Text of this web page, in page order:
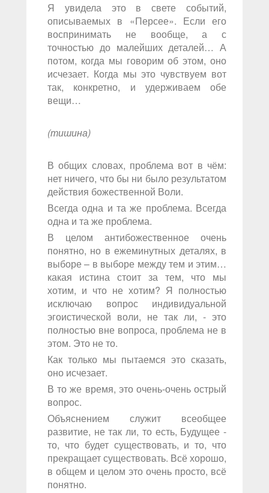
Я увидела это в свете событий,
описываемых в «Персее». Если его
воспринимать не вообще, а с
точностью до малейших деталей… А
потом, когда мы говорим об этом, оно
исчезает. Когда мы это чувствуем вот
так, конкретно, и удерживаем обе
вещи…
(тишина)
В общих словах, проблема вот в чём:
нет ничего, что бы ни было результатом
действия божественной Воли.
Всегда одна и та же проблема. Всегда
одна и та же проблема.
В целом антибожественное очень
понятно, но в ежеминутных деталях, в
выборе – в выборе между тем и этим…
какая истина стоит за тем, что мы
хотим, и что не хотим? Я полностью
исключаю вопрос индивидуальной
эгоистической воли, не так ли, - это
полностью вне вопроса, проблема не в
этом. Это не то.
Как только мы пытаемся это сказать,
оно исчезает.
В то же время, это очень-очень острый
вопрос.
Объяснением служит всеобщее
развитие, не так ли, то есть, Будущее -
то, что будет существовать, и то, что
прекращает существовать. Всё хорошо,
в общем и целом это очень просто, всё
понятно.